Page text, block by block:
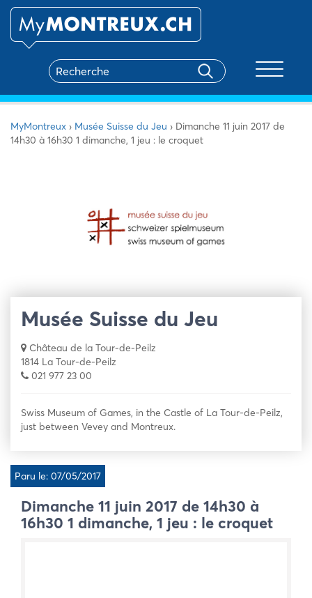
MyMontreux › Musée Suisse du Jeu › Dimanche 11 juin 2017 de
14h30 à 16h30 1 dimanche, 1 jeu : le croquet
Musée Suisse du Jeu
Château de la Tour-de-Peilz
1814 La Tour-de-Peilz
021 977 23 00
Swiss Museum of Games, in the Castle of La Tour-de-Peilz,
just between Vevey and Montreux.
Paru le: 07/05/2017
Dimanche 11 juin 2017 de 14h30 à
16h30 1 dimanche, 1 jeu : le croquet